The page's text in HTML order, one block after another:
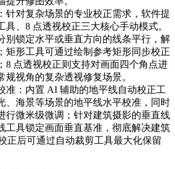
针对复杂场景的专业校正需求，软件提
具、8 点透视校正三大核心手动模式。
别锁定水平或垂直方向的线条平行，解
矩形工具可通过绘制参考矩形同步校正
8 点透视校正则支持对画面四个角点进
视角的复杂透视修复场景。
准：内置 AI 辅助的地平线自动校正工
、海景等场景的地平线水平校准，同时
行微米级微调；针对建筑摄影的垂直线
工具锁定画面垂直基准，彻底解决建筑
正后可通过自动裁剪工具最大化保留